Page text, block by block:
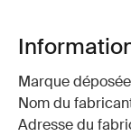
Marque
Nom du
Adresse du